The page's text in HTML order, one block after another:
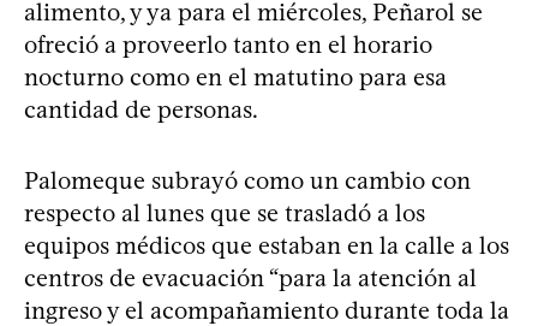
alimento, y ya para el miércoles, Peñarol se
ofreció a proveerlo tanto en el horario
nocturno como en el matutino para esa
cantidad de personas.
Palomeque subrayó como un cambio con
respecto al lunes que se trasladó a los
equipos médicos que estaban en la calle a los
centros de evacuación “para la atención al
ingreso y el acompañamiento durante toda la